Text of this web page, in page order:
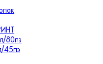
80пэ
45пэ